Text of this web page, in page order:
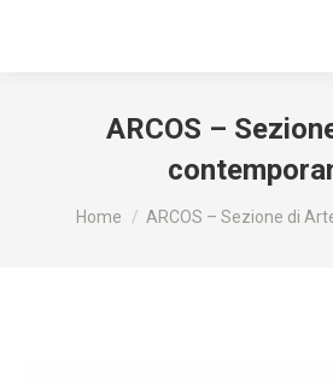
ARCOS –
Tu sei qui:
Home ARCOS – Sezione di